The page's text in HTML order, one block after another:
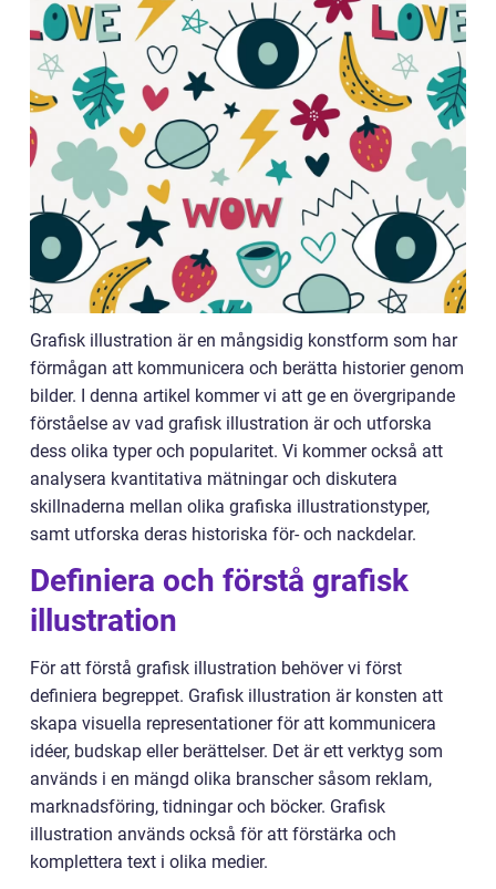
Grafisk illustration är en mångsidig konstform som har
förmågan att kommunicera och berätta historier genom
bilder. I denna artikel kommer vi att ge en övergripande
förståelse av vad grafisk illustration är och utforska
dess olika typer och popularitet. Vi kommer också att
analysera kvantitativa mätningar och diskutera
skillnaderna mellan olika grafiska illustrationstyper,
samt utforska deras historiska för- och nackdelar.
Definiera och förstå grafisk
illustration
För att förstå grafisk illustration behöver vi först
definiera begreppet. Grafisk illustration är konsten att
skapa visuella representationer för att kommunicera
idéer, budskap eller berättelser. Det är ett verktyg som
används i en mängd olika branscher såsom reklam,
marknadsföring, tidningar och böcker. Grafisk
illustration används också för att förstärka och
komplettera text i olika medier.